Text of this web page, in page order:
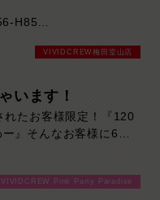
H85
っこい性格が魅力のレイ
で、初対面でも自然と
ッシュな魅力に、思わ
いはず。
の魅力です。
VIVIDCREW梅田堂山店
います！
れたお客様限定！『120
』そんなお客様に60
っぷり楽しみたい方は
VIVIDCREW Pink Party Paradise